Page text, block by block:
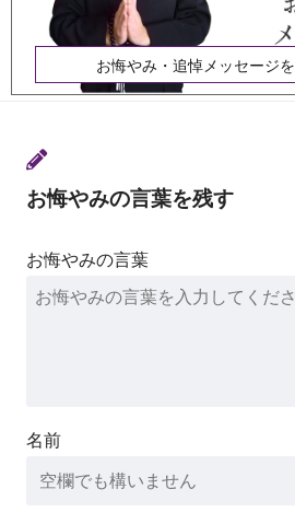
お悔やみ・追悼メッセージを
お悔やみの言葉を残す
お悔やみの言葉
名前